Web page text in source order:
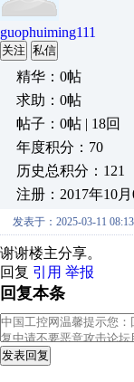
guophuiming111
关注 私信
精华：0帖
求助：0帖
帖子：0帖 | 18回
年度积分：70
历史总积分：121
注册：2017年10月
发表于：2025-03-11
谢谢楼主分享。
回复 引用 举报
回复本条
发表回复